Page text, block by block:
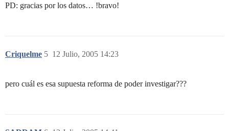
PD: gracias por los datos… !bravo!
Criquelme 12 Julio, 2005 14:23
5
pero cuál es esa supuesta reforma de poder investigar???